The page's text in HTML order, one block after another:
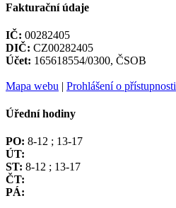
Fakturační údaje
IČ: 00282405
DIČ: CZ00282405
Účet: 165618554/0300, ČSOB
Mapa webu | Prohlášení o přístupnosti
Úřední hodiny
PO: 8-12 ; 13-17
ÚT:
ST: 8-12 ; 13-17
ČT:
PÁ: